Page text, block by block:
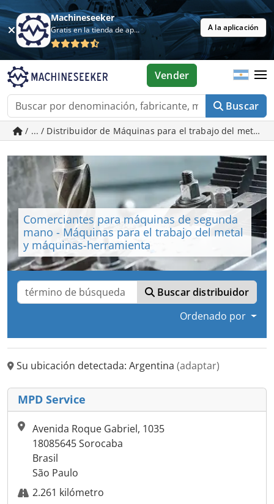
Machineseeker
Gratis en la tienda de aplicaciones A la aplicación
Buscar
Vender
/ ... / Distribuidor de Máquinas para el trabajo del metal
Comerciantes para máquinas de segunda
mano - Máquinas para el trabajo del metal
y máquinas-herramienta
Buscar distribuidor
Ordenado por
Su ubicación detectada: Argentina (adaptar)
MPD Service
Avenida Roque Gabriel, 1035
18085645 Sorocaba
Brasil
São Paulo
2.261 kilómetro